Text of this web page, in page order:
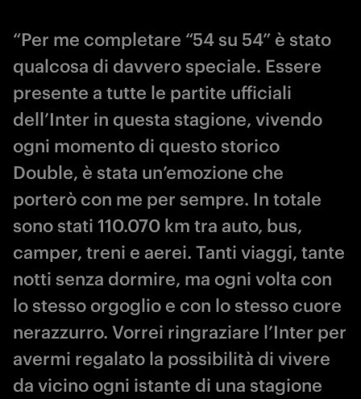
“Per me completare “54 su 54” è stato
qualcosa di davvero speciale. Essere
presente a tutte le partite ufficiali
dell’Inter in questa stagione, vivendo
ogni momento di questo storico
Double, è stata un’emozione che
porterò con me per sempre. In totale
sono stati 110.070 km tra auto, bus,
camper, treni e aerei. Tanti viaggi, tante
notti senza dormire, ma ogni volta con
lo stesso orgoglio e con lo stesso cuore
nerazzurro. Vorrei ringraziare l’Inter per
avermi regalato la possibilità di vivere
da vicino ogni istante di una stagione